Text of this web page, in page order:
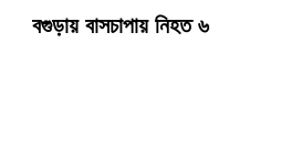
বগুড়ায় বাসচাপায় নিহত ৬